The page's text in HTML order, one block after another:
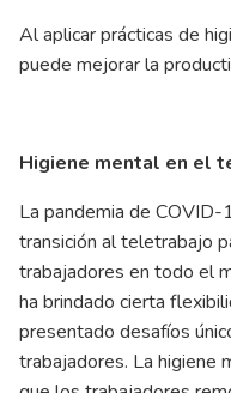
Al aplicar prácticas de
puede mejorar la
Higiene mental en el
La pandemia de COVID-
transición al teletrabajo
trabajadores en todo el
ha brindado cierta
presentado desafíos
trabajadores. La higiene